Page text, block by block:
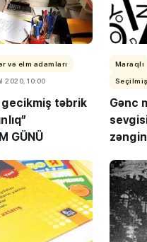
və elm adamları
2020, 10:00
təbrik
GÜNÜ
Maraqlı
Gənc